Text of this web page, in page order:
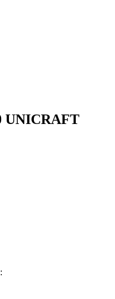
UNICRAFT